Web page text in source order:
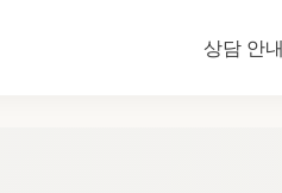
상담 안내